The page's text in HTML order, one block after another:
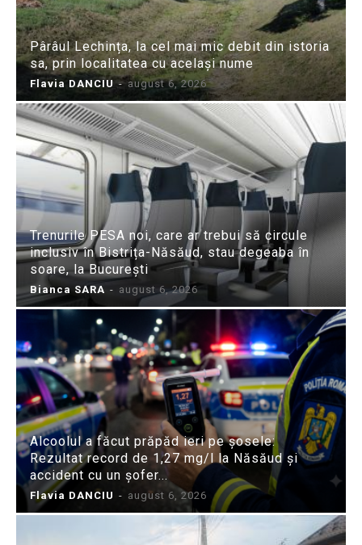
Pârâul Lechința, la cel mai mic debit din istoria
sa, prin localitatea cu același nume
Flavia DANCIU - august 6, 2026
Trenurile PESA noi, care ar trebui să circule
inclusiv în Bistrița-Năsăud, stau degeaba în
soare, la București
Bianca SARA - august 6, 2026
Alcoolul a făcut prăpăd ieri pe șosele:
Rezultat record de 1,27 mg/l la Năsăud și
accident cu un șofer...
Flavia DANCIU - august 6, 2026